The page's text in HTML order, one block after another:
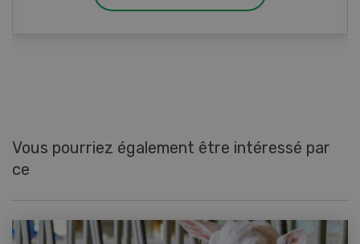
Vous pourriez également être intéressé par
ce